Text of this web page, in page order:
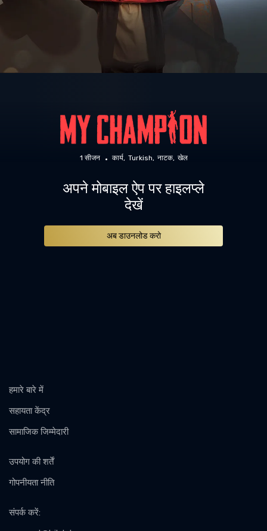
1 सीजन कार्य Turkish नाटक खेल
अपने मोबाइल ऐप पर हाइलप्ले
देखें
अब डाउनलोड करो
हमारे बारे में
सहायता केंद्र
सामाजिक जिम्मेदारी
उपयोग की शर्तें
गोपनीयता नीति
संपर्क करें: